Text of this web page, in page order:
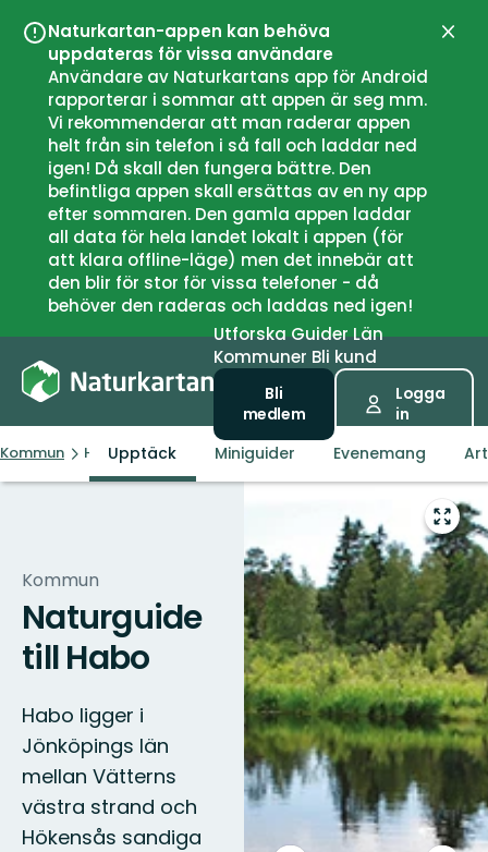
Naturkartan-appen kan behöva
uppdateras för vissa användare
Användare av Naturkartans app för Android
rapporterar i sommar att appen är seg mm.
Vi rekommenderar att man raderar appen
helt från sin telefon i så fall och laddar ned
igen! Då skall den fungera bättre. Den
befintliga appen skall ersättas av en ny app
efter sommaren. Den gamla appen laddar
all data för hela landet lokalt i appen (för
att klara offline-läge) men det innebär att
den blir för stor för vissa telefoner - då
behöver den raderas och laddas ned igen!
UtforskaGuiderLän
Kommuner Bli kund
Bli
medlem
Logga
in
Kommun HaboUpptäck Miniguider Evenemang
Kommun
Naturguide
till Habo
Habo ligger i
Jönköpings län
mellan Vätterns
västra strand och
Hökensås sandiga
Gå
till